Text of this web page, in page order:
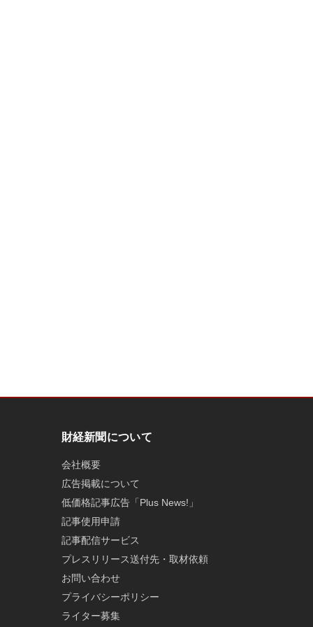
財経新聞について
会社概要
広告掲載について
低価格記事広告「Plus News!」
記事使用申請
記事配信サービス
プレスリリース送付先・取材依頼
お問い合わせ
プライバシーポリシー
ライター募集